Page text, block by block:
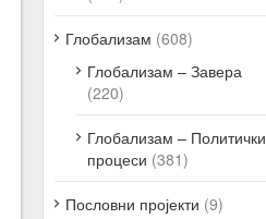
Глобализам (608)
Глобализам – Завера
(220)
Глобализам – Политички
процеси (381)
Пословни пројекти (9)